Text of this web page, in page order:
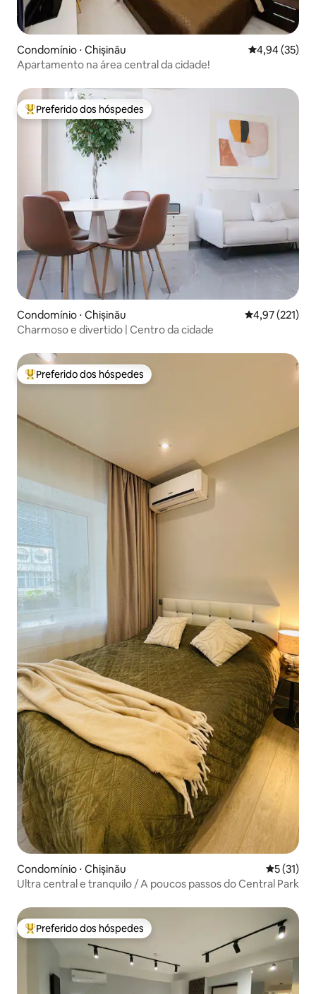
Condomínio ⋅ Chișinău 4,94 de uma
4,94 (35)
Apartamento na área central da cidade!
Entre os melhores preferidos dos hóspedes
Preferido dos hóspedes
Condomínio ⋅ Chișinău 4,97 de uma
4,97 (221)
Charmoso e divertido | Centro da cidade
Entre os melhores preferidos dos hóspedes
Preferido dos hóspedes
Condomínio ⋅ Chișinău 5 de uma
5 (31)
Ultra central e tranquilo / A poucos passos do Central Park
Entre os melhores preferidos dos hóspedes
Preferido dos hóspedes